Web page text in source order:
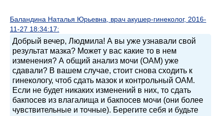
Баландина Наталья Юрьевна, врач акушер-гинеколог, 2016-
11-27 18:34:17:
Добрый вечер, Людмила! А вы уже узнавали свой
результат мазка? Может у вас какие то в нем
изменения? А общий анализ мочи (ОАМ) уже
сдавали? В вашем случае, стоит снова сходить к
гинекологу, чтоб сдать мазок и контрольный ОАМ.
Если не будет никаких изменений в них, то сдать
бакпосев из влагалища и бакпосев мочи (они более
чувствительные и точные). Берегите себя и будьте